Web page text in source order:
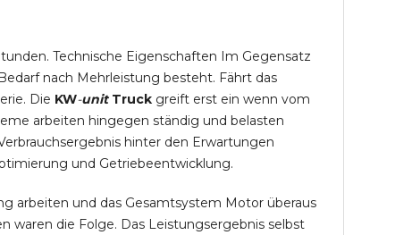
Technische Eigenschaften Im Gegensatz
nach Mehrleistung besteht. Fährt das
Die KW-unit Truck greift erst ein wenn vom
arbeiten hingegen ständig und belasten
hinter den Erwartungen
und Getriebeentwicklung.
arbeiten und das Gesamtsystem Motor überaus
die Folge. Das Leistungsergebnis selbst